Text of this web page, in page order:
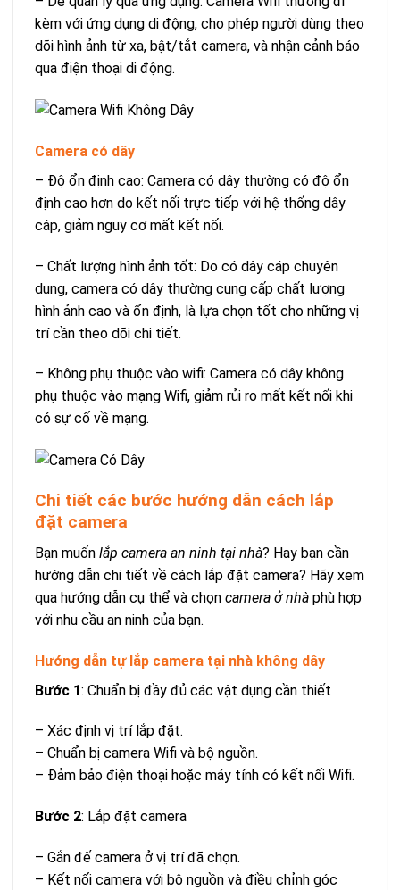
kèm với ứng dụng di động, cho phép người dùng theo
dõi hình ảnh từ xa, bật/tắt camera, và nhận cảnh báo
qua điện thoại di động.
Camera có dây
– Độ ổn định cao: Camera có dây thường có độ ổn
định cao hơn do kết nối trực tiếp với hệ thống dây
cáp, giảm nguy cơ mất kết nối.
– Chất lượng hình ảnh tốt: Do có dây cáp chuyên
dụng, camera có dây thường cung cấp chất lượng
hình ảnh cao và ổn định, là lựa chọn tốt cho những vị
trí cần theo dõi chi tiết.
– Không phụ thuộc vào wifi: Camera có dây không
phụ thuộc vào mạng Wifi, giảm rủi ro mất kết nối khi
có sự cố về mạng.
Chi tiết các bước hướng dẫn cách lắp
đặt camera
Bạn muốn lắp camera an ninh tại nhà? Hay bạn cần
hướng dẫn chi tiết về cách lắp đặt camera? Hãy xem
qua hướng dẫn cụ thể và chọn camera ở nhà phù hợp
với nhu cầu an ninh của bạn.
Hướng dẫn tự lắp camera tại nhà không dây
Bước 1: Chuẩn bị đầy đủ các vật dụng cần thiết
– Xác định vị trí lắp đặt.
– Chuẩn bị camera Wifi và bộ nguồn.
– Đảm bảo điện thoại hoặc máy tính có kết nối Wifi.
Bước 2: Lắp đặt camera
– Gắn đế camera ở vị trí đã chọn.
– Kết nối camera với bộ nguồn và điều chỉnh góc